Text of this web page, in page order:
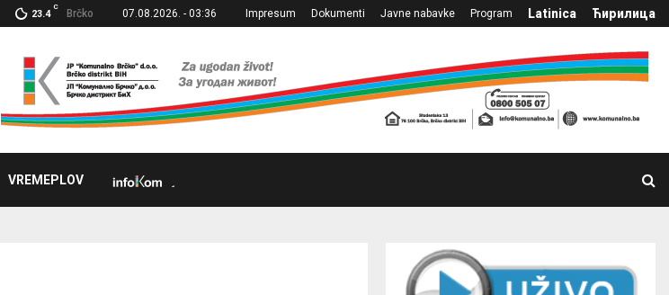
23.4
C
Brčko 07.08.2026. - 03:36 Impresum Dokumenti Javne nabavke Program Latinica Ћирилица
VREMEPLOV